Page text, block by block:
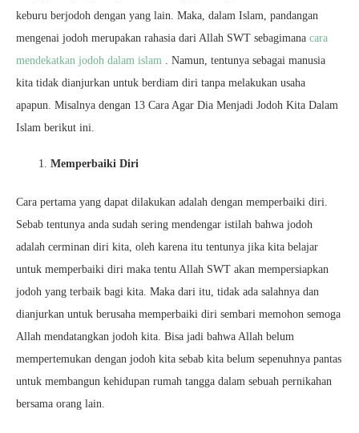
keburu berjodoh dengan yang lain. Maka, dalam Islam, pandangan
mengenai jodoh merupakan rahasia dari Allah SWT sebagimana cara
mendekatkan jodoh dalam islam . Namun, tentunya sebagai manusia
kita tidak dianjurkan untuk berdiam diri tanpa melakukan usaha
apapun. Misalnya dengan 13 Cara Agar Dia Menjadi Jodoh Kita Dalam
Islam berikut ini.
Memperbaiki Diri
Cara pertama yang dapat dilakukan adalah dengan memperbaiki diri.
Sebab tentunya anda sudah sering mendengar istilah bahwa jodoh
adalah cerminan diri kita, oleh karena itu tentunya jika kita belajar
untuk memperbaiki diri maka tentu Allah SWT akan mempersiapkan
jodoh yang terbaik bagi kita. Maka dari itu, tidak ada salahnya dan
dianjurkan untuk berusaha memperbaiki diri sembari memohon semoga
Allah mendatangkan jodoh kita. Bisa jadi bahwa Allah belum
mempertemukan dengan jodoh kita sebab kita belum sepenuhnya pantas
untuk membangun kehidupan rumah tangga dalam sebuah pernikahan
bersama orang lain.